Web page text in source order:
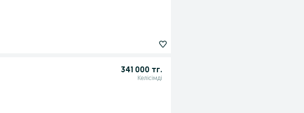
341 000 тг.
Келісімді